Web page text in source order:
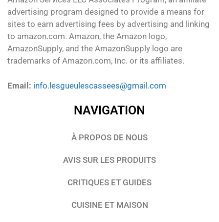
advertising program designed to provide a means for
sites to earn advertising fees by advertising and linking
to amazon.com. Amazon, the Amazon logo,
AmazonSupply, and the AmazonSupply logo are
trademarks of Amazon.com, Inc. or its affiliates.
Email: info.lesgueulescassees@gmail.com
NAVIGATION
À PROPOS DE NOUS
AVIS SUR LES PRODUITS
CRITIQUES ET GUIDES
CUISINE ET MAISON